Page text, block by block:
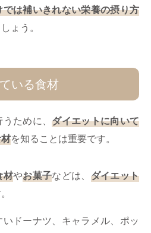
では補いきれない栄養の摂り方
ょう。
いる食材
うために、ダイエットに向いて
を知ることは重要です。
材やお菓子などは、 ダイエット
ドーナツ、キャラメル、ポッ